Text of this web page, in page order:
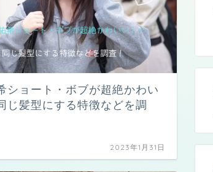
ショート・ボブが超絶かわい
じ髪型にする特徴などを調
2023年1月31日